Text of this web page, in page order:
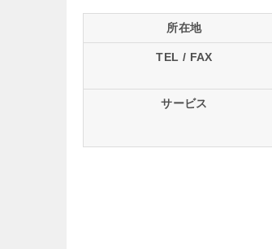
所在地
TEL / FAX
サービス